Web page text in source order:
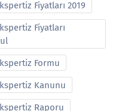
Fiyatları 2019
Fiyatları
Formu
Kanunu
Raporu